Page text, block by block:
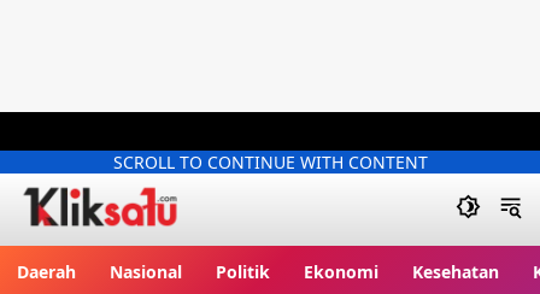
SCROLL TO CONTINUE WITH CONTENT
Daerah Nasional Politik Ekonomi Kesehatan